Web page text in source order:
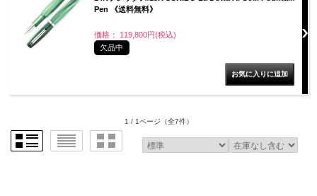
Pen 《送料無料》
価格： 119,800円(税込)
欠品中
1 / 1ページ （全7件）